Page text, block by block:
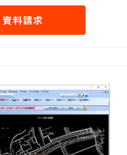
資料請求